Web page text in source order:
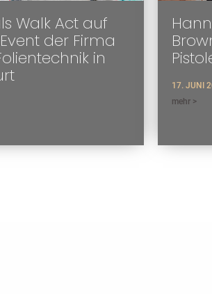
Walk Act auf
der Firma
in
17. JUNI
mehr >